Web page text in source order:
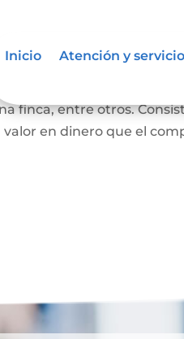
Inicio Atención y
se convierte en
finca, entre otros.
en dinero que el